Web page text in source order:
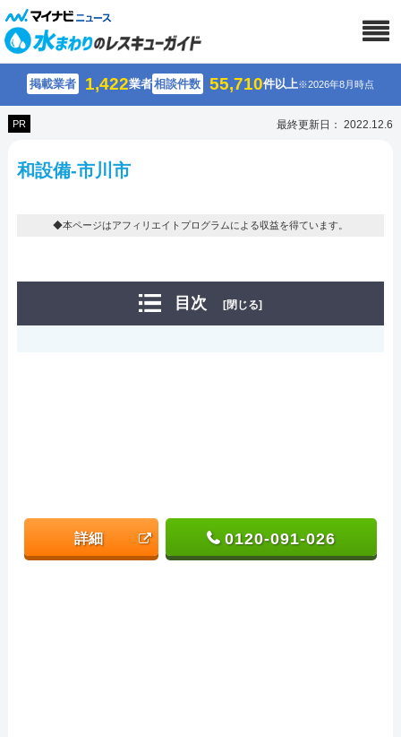
掲載業者 1,422業者相談件数 55,710件以上※2026年8月時点
PR 最終更新日： 2022.12.6
和設備-市川市
◆本ページはアフィリエイトプログラムによる収益を得ています。
目次 [閉じる]
詳細 0120-091-026